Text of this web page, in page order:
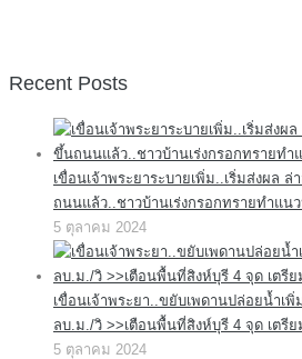
Recent Posts
เขื่อนเจ้าพระยาระบายเพิ่ม..เริ่มส่งผล
ถนนแล้ว..ชาวบ้านเร่งกรอกทรายทำแน
5 ตุลาคม 2024
เขื่อนเจ้าพระยา..ขยับเพดานปล่อยน้ำเพิ่
ลบ.ม./วิ >>เตือนพื้นที่สิงห์บุรี 4 จุด เตรี
5 ตุลาคม 2024